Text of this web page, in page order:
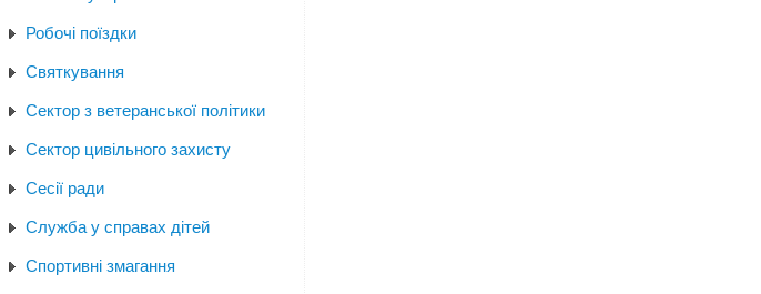
Робочі поїздки
Святкування
Сектор з ветеранської політики
Сектор цивільного захисту
Сесії ради
Служба у справах дітей
Спортивні змагання